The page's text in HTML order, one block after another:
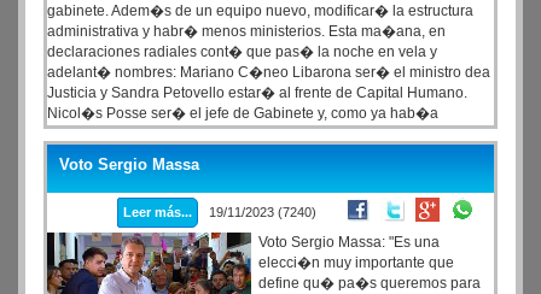
gabinete. Adem�s de un equipo nuevo, modificar� la estructura
administrativa y habr� menos ministerios. Esta ma�ana, en
declaraciones radiales cont� que pas� la noche en vela y
adelant� nombres: Mariano C�neo Libarona ser� el ministro dea
Justicia y Sandra Petovello estar� al frente de Capital Humano.
Nicol�s Posse ser� el jefe de Gabinete y, como ya hab�a
se�alado, Diana Mondino quedar� en canciller�a. Al frente de la
ANSES, estar� Carolina P�paro y Guillermo Francos, ser� el
ministro del Interior. El libertario, afirm� que solo quedar�n los
ministerios de Econom�a, Justicia, Interior, Seguridad, Defensa,
Relaciones Exteriores e Infraestructura (ex-Obras P�blicas).
Menos estado: los pa�ses modelo. Cultura y Trabajo, dejar�an de
ser ministerios y pasar�an depender de la cartera de Capital
Humano.
Voto Sergio Massa
Leer más... 19/11/2023 (7240)
Voto Sergio Massa: "Es una
elecci�n muy importante que
define qu� pa�s queremos para